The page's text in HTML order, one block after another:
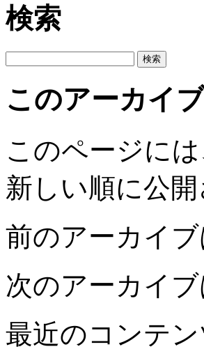
検索
このアーカイ
このページには
新しい順に公
前のアーカイブ
次のアーカイブ
最近のコンテン